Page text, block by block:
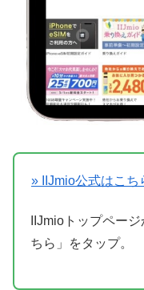
» IIJmio公式はこち
IIJmioトップペー
ちら」をタップ。